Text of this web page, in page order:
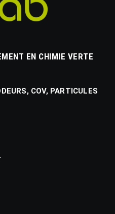
EN CHIMIE VERTE
COV, PARTICULES